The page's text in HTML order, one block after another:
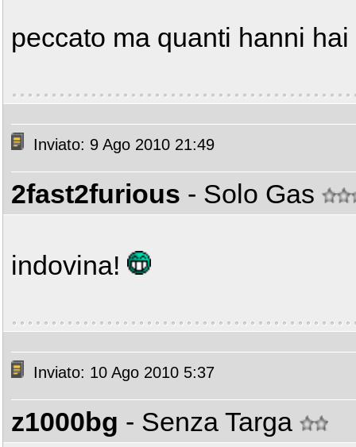
peccato ma quanti hanni hai
Inviato: 9 Ago 2010 21:49
2fast2furious - Solo Gas
indovina!
Inviato: 10 Ago 2010 5:37
z1000bg - Senza Targa